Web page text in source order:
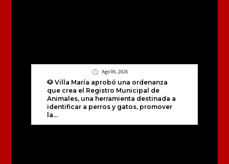
Ago 06, 2026
🐶 Villa María aprobó una ordenanza
que crea el Registro Municipal de
Animales, una herramienta destinada a
identificar a perros y gatos, promover
la...